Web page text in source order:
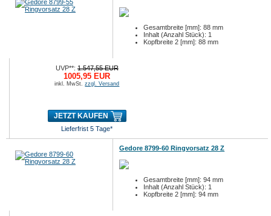
Gesamtbreite [mm]: 88 mm
Inhalt (Anzahl Stück): 1
Kopfbreite 2 [mm]: 88 mm
UVP**:1.547,55 EUR
1005,95 EUR
inkl. MwSt.zzgl. Versand
JETZT KAUFEN
Lieferfrist 5 Tage*
Gedore 8799-60 Ringvorsatz 28 Z
Gesamtbreite [mm]: 94 mm
Inhalt (Anzahl Stück): 1
Kopfbreite 2 [mm]: 94 mm